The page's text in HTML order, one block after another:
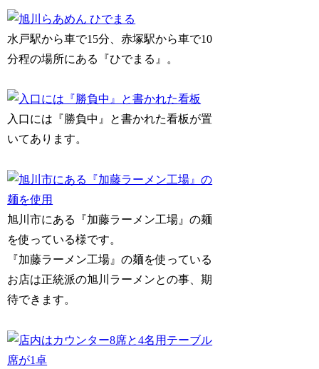
水戸駅から車で15分、赤塚駅から車で10
分程の場所にある『ひでまる』。
入口には『勝負中』と書かれた看板が置
いてあります。
旭川市にある『加藤ラーメン工場』の麺
を使っている様です。
『加藤ラーメン工場』の麺を使っている
お店は正統派の旭川ラーメンとの事、期
待できます。